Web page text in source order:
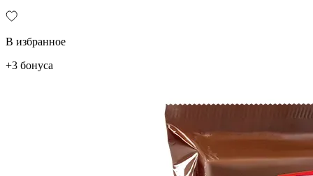
В избранное
+3 бонуса